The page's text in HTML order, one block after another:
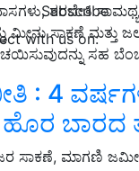
Subscribe
with us on:
ತರಬೇತಿ
ಮೀನು ಸಾಕಣೆ ಮತ್ತು
ಸಹ
: 4
ಬಾರದ
ಸಾಕಣೆ, ಮಾಗಣಿ